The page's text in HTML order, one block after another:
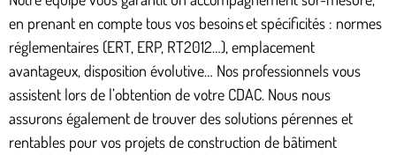
en prenant en compte tous vos besoins et spécificités : normes
réglementaires (ERT, ERP, RT2012…), emplacement
avantageux, disposition évolutive… Nos professionnels vous
assistent lors de l’obtention de votre CDAC. Nous nous
assurons également de trouver des solutions pérennes et
rentables pour vos projets de construction de bâtiment